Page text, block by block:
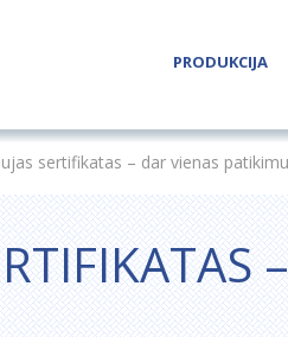
PRODUKCIJA
sertifikatas – dar vienas